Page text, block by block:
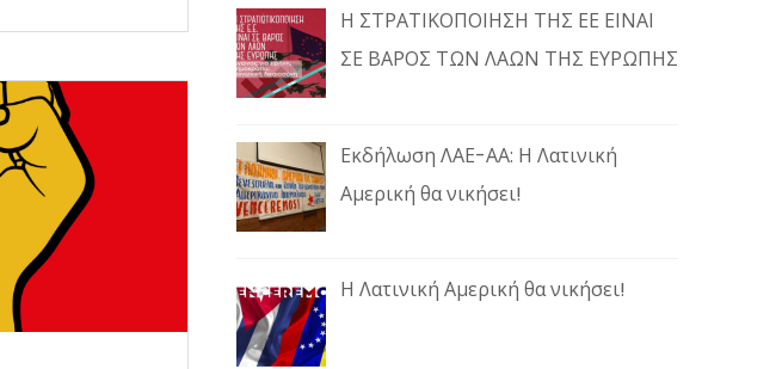
Η ΣΤΡΑΤΙΚΟΠΟΙΗΣΗ ΤΗΣ ΕΕ ΕΙΝΑΙ
ΣΕ ΒΑΡΟΣ ΤΩΝ ΛΑΩΝ ΤΗΣ ΕΥΡΩΠΗΣ
Εκδήλωση ΛΑΕ-ΑΑ: Η Λατινική
Αμερική θα νικήσει!
Η Λατινική Αμερική θα νικήσει!